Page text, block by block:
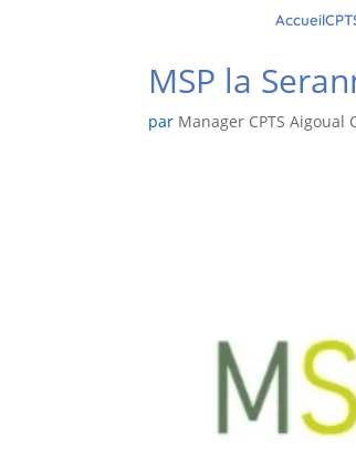
Accueil
MSP la
par Manager CPTS Aigoual